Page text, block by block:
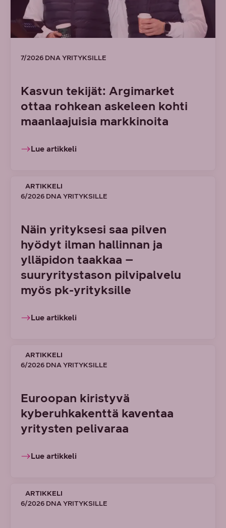
7/2026 DNA YRITYKSILLE
Kasvun tekijät: Argimarket
ottaa rohkean askeleen kohti
maanlaajuisia markkinoita
Lue artikkeli
ARTIKKELI
6/2026 DNA YRITYKSILLE
Näin yrityksesi saa pilven
hyödyt ilman hallinnan ja
ylläpidon taakkaa –
suuryritystason pilvipalvelu
myös pk-yrityksille
Lue artikkeli
ARTIKKELI
6/2026 DNA YRITYKSILLE
Euroopan kiristyvä
kyberuhkakenttä kaventaa
yritysten pelivaraa
Lue artikkeli
ARTIKKELI
6/2026 DNA YRITYKSILLE